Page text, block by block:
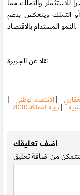
للاستثمار والتملك مما
أو التملك وينعكس بدعم
النمو المستدام بالاقتصاد.
نقلا عن الجزيرة
| الاقتصاد الوطني |
| رؤية المملكة 2030
اضف تعليقك
من اضافة تعليق